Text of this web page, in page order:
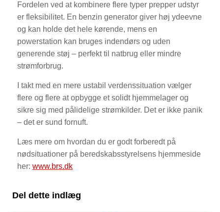
Fordelen ved at kombinere flere typer prepper udstyr
er fleksibilitet. En benzin generator giver høj ydeevne
og kan holde det hele kørende, mens en
powerstation kan bruges indendørs og uden
generende støj – perfekt til natbrug eller mindre
strømforbrug.
I takt med en mere ustabil verdenssituation vælger
flere og flere at opbygge et solidt hjemmelager og
sikre sig med pålidelige strømkilder. Det er ikke panik
– det er sund fornuft.
Læs mere om hvordan du er godt forberedt på
nødsituationer på beredskabsstyrelsens hjemmeside
her: www.brs.dk
Del dette indlæg